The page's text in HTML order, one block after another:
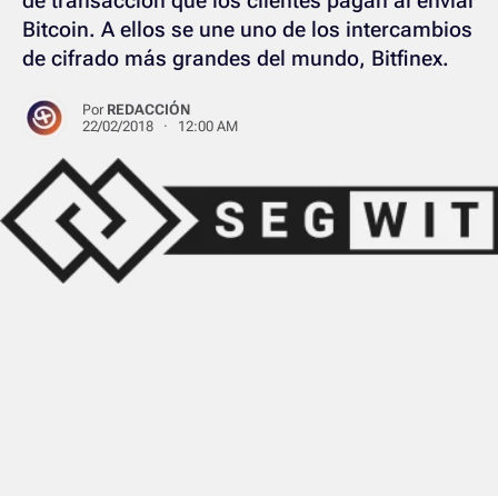
Bitcoin. A ellos se une uno de los intercambios
de cifrado más grandes del mundo, Bitfinex.
Por REDACCIÓN
22/02/2018 · 12:00 AM